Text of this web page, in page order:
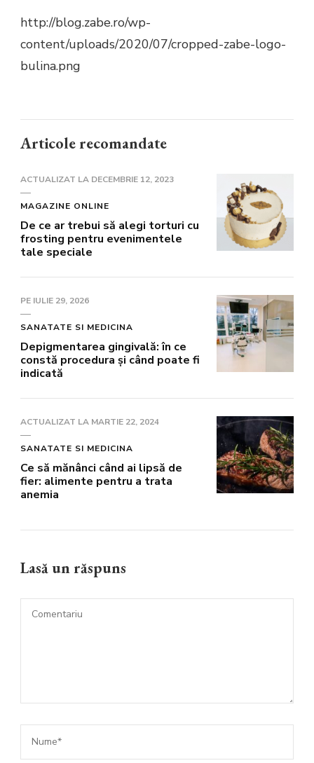
http://blog.zabe.ro/wp-
content/uploads/2020/07/cropped-zabe-logo-
bulina.png
Articole recomandate
ACTUALIZAT LA DECEMBRIE 12, 2023
MAGAZINE ONLINE
De ce ar trebui să alegi torturi cu
frosting pentru evenimentele
tale speciale
PE IULIE 29, 2026
SANATATE SI MEDICINA
Depigmentarea gingivală: în ce
constă procedura și când poate fi
indicată
ACTUALIZAT LA MARTIE 22, 2024
SANATATE SI MEDICINA
Ce să mănânci când ai lipsă de
fier: alimente pentru a trata
anemia
Lasă un răspuns